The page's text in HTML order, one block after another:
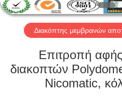
ΓΎΡΟΣ
ΕΡΓΟΣΤΑΣΊΩΝ
ΠΟΙΟΤΙΚΌΣ
ΈΛΕΓΧΟΣ
Διακόπτης μεμβρανών
Επιτροπή
διακοπτών
Nicomatic,